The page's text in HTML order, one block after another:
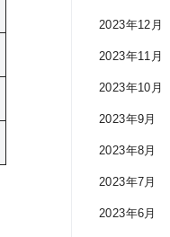
2023年12月
2023年11月
2023年10月
2023年9月
2023年8月
2023年7月
2023年6月